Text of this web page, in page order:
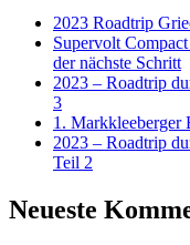
2023 Roadtrip
Supervolt
der nächste Schritt
2023 – Roadtrip
3
1. Markkleeberger
2023 – Roadtrip
Teil 2
Neueste